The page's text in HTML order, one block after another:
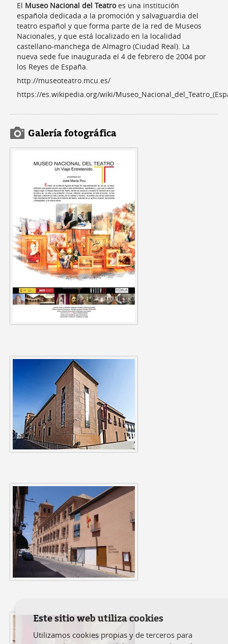
El Museo Nacional del Teatroes una institución
española dedicada a la promoción y salvaguardia del
teatro español y que forma parte de la red de Museos
Nacionales, y que está localizado en la localidad
castellano-manchega de Almagro (Ciudad Real). La
nueva sede fue inaugurada el 4 de febrero de 2004 por
los Reyes de España.
http://museoteatro.mcu.es/
https://es.wikipedia.org/wiki/
Galería fotográfica
Este sitio web utiliza cookies
Utilizamos cookies propias y de terceros para